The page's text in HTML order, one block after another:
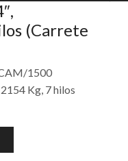
(Carrete
1500
Kg, 7 hilos